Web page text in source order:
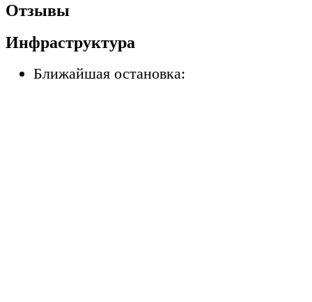
Отзывы
Инфраструктура
Ближайшая остановка: